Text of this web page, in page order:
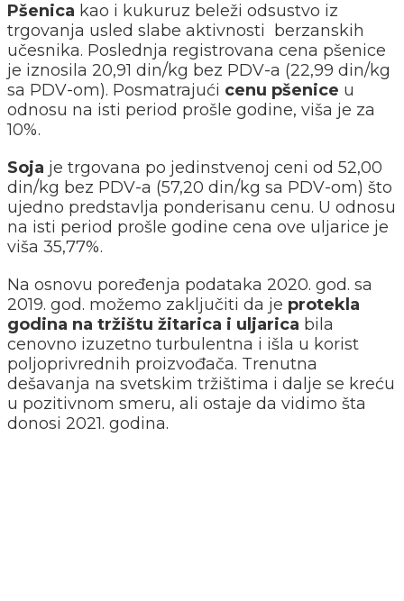
Pšenica kao i kukuruz beleži odsustvo iz
trgovanja usled slabe aktivnosti berzanskih
učesnika. Poslednja registrovana cena pšenice
je iznosila 20,91 din/kg bez PDV-a (22,99 din/kg
sa PDV-om). Posmatrajući cenu pšenice u
odnosu na isti period prošle godine, viša je za
10%.
Soja je trgovana po jedinstvenoj ceni od 52,00
din/kg bez PDV-a (57,20 din/kg sa PDV-om) što
ujedno predstavlja ponderisanu cenu. U odnosu
na isti period prošle godine cena ove uljarice je
viša 35,77%.
Na osnovu poređenja podataka 2020. god. sa
2019. god. možemo zaključiti da je protekla
godina na tržištu žitarica i uljarica bila
cenovno izuzetno turbulentna i išla u korist
poljoprivrednih proizvođača. Trenutna
dešavanja na svetskim tržištima i dalje se kreću
u pozitivnom smeru, ali ostaje da vidimo šta
donosi 2021. godina.